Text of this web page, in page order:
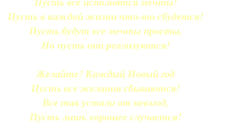
Пусть в каждой жизни что-то сбудется!
Пусть будут все мечты просты,
Но пусть они реализуются!
Желайте! Каждый Новый год
Пусть все желания сбываются!
Все так устали от невзгод,
Пусть лишь хорошее случается!